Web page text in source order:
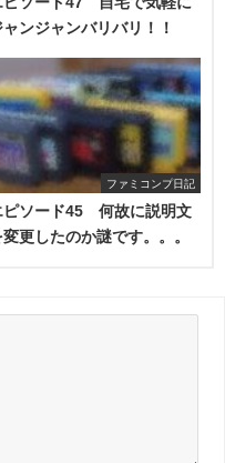
ャンジャンバリバリ！！
ファミコンプ日記
ピソード45 何故に説明文
変更したのか謎です。。。